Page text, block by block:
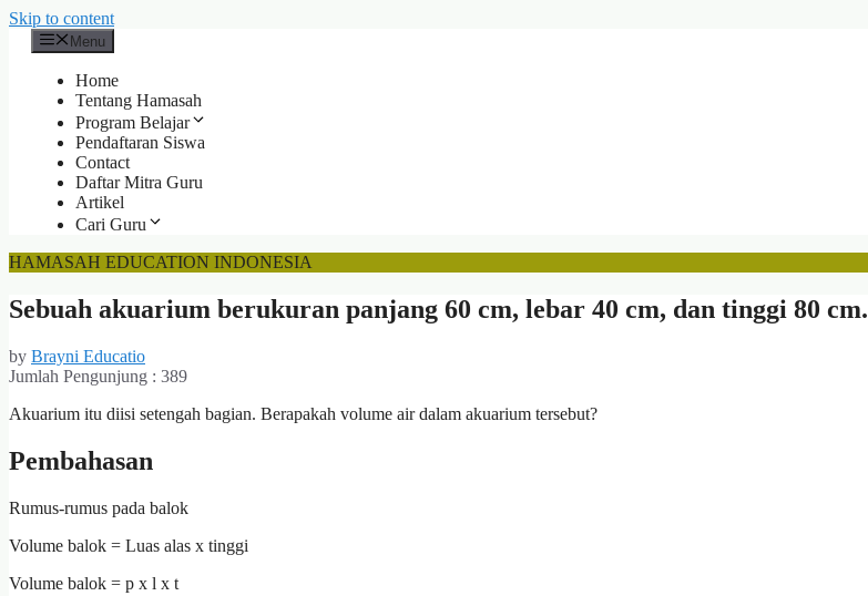
Skip to content
Menu
Home
Tentang Hamasah
Program Belajar
Pendaftaran Siswa
Contact
Daftar Mitra Guru
Artikel
Cari Guru
HAMASAH EDUCATION INDONESIA
Sebuah akuarium berukuran panjang 60 cm, lebar 40 cm, dan tinggi 80 cm.
by Brayni Educatio
Jumlah Pengunjung : 389
Akuarium itu diisi setengah bagian. Berapakah volume air dalam akuarium tersebut?
Pembahasan
Rumus-rumus pada balok
Volume balok = Luas alas x tinggi
Volume balok = p x l x t